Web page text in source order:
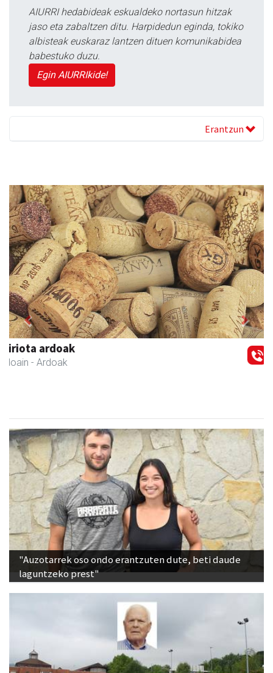
AIURRI hedabideak eskualdeko nortasun hitzak
jaso eta zabaltzen ditu. Harpidedun eginda, tokiko
albisteak euskaraz lantzen dituen komunikabidea
babestuko duzu.
Egin AIURRIkide!
Erantzun
Hiru Jatetxea
Andoain - Tabernak
Previous Next
"Auzotarrek oso ondo erantzuten dute, beti daude
laguntzeko prest"